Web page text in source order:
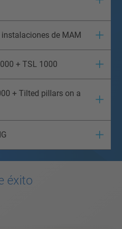
de MAM
+ TSL 1000
+ Tilted pillars on a
éxito